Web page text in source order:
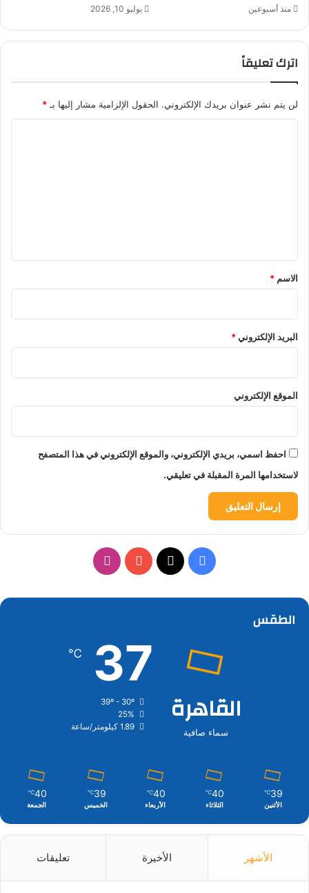
منذ أسبوعين يوليو 10, 2026
اترك تعليقاً
لن يتم نشر عنوان بريدك الإلكتروني. الحقول الإلزامية مشار إليها بـ *
*
الاسم *
البريد الإلكتروني*
الموقع الإلكتروني
احفظ اسمي، بريدي الإلكتروني، والموقع الإلكتروني في هذا المتصفح
لاستخدامها المرة المقبلة في تعليقي.
فيسبوك ‫YouTubeانستقرام
الطقس
القاهرة
سماء صافية
37
℃
39º - 30º
25%
1.89 كيلومتر/ساعة
39
℃
الأثنين
40
℃
الثلاثاء
40
℃
الأربعاء
39
℃
الخميس
40
℃
الجمعة
الأشهر الأخيرة تعليقات